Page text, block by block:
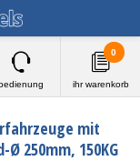
ihr warenkorb
0
mit
250mm, 150KG